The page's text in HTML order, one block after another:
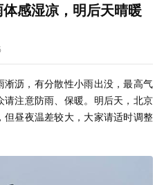
感湿凉，明后天晴暖
沥，有分散性小雨出没，最高气
注意防雨、保暖。明后天，北京
昼夜温差较大，大家请适时调整